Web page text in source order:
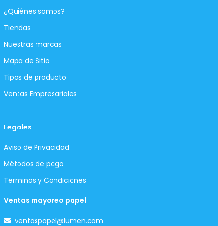
¿Quiénes somos?
Tiendas
Nuestras marcas
Mapa de Sitio
Tipos de producto
Ventas Empresariales
Legales
Aviso de Privacidad
Métodos de pago
Términos y Condiciones
Ventas mayoreo papel
ventaspapel@lumen.com